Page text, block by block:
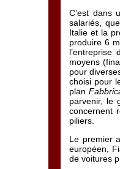
C’est dans
salariés,
Italie et la
produire 6
moyens
pour
choisi pour
plan
parvenir, le
concernent
piliers.
Le premier
européen,
de voitures